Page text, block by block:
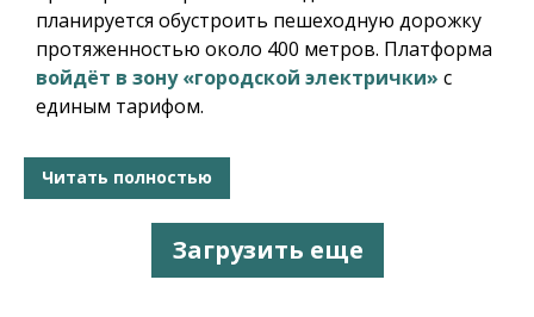
планируется обустроить пешеходную дорожку
протяженностью около 400 метров. Платформа
войдёт в зону «городской электрички» с
единым тарифом.
Читать полностью
Загрузить еще